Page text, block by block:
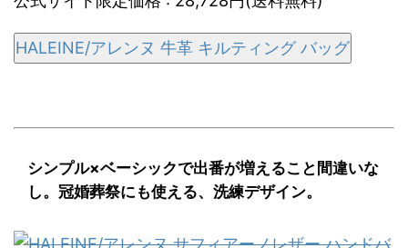
HALEINE/アレンヌ 牛革 キルティング バッグ
シンプル×ベーシックで出番が増えること間違いな
し。冠婚葬祭にも使える、洗練デザイン。